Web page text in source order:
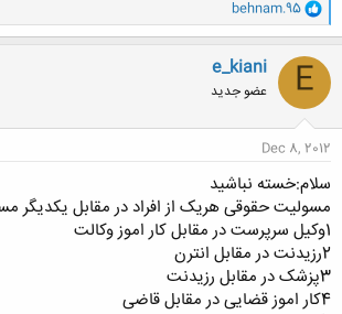
و
ا
ک
ن
ش
ه
ا
behnam.95
E
e_kiani
عضو جدید
Dec 8, 2012
سلام:خسته نباشید
مسولیت حقوقی هریک از افراد در مقابل یکدیگر
1وکیل سرپرست در مقابل کار اموز وکالت
2رزیدنت در مقابل انترن
3پزشک در مقابل رزیدنت
4کار اموز قضایی در مقابل قاضی